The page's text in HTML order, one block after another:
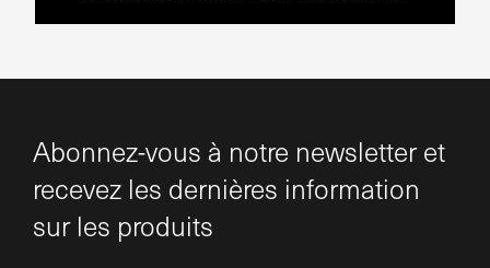
Abonnez-vous à notre newsletter et
recevez les dernières information
sur les produits